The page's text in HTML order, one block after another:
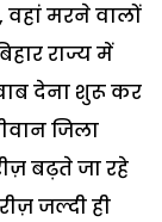
मरने वालों
राज्य में
देना शुरू कर
जिला
बढ़ते जा रहे
जल्दी ही